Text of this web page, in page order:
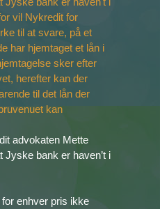
advokaten Mette
Jyske bank er haven’t i
enhver pris ikke